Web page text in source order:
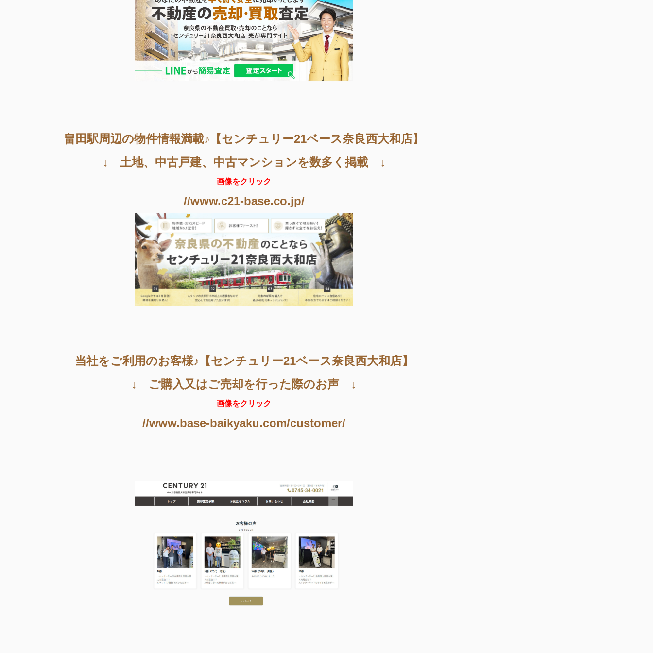
畠田駅周辺の物件情報満載♪【センチュリー21ベース奈良西大和店】
↓ 土地、中古戸建、中古マンションを数多く掲載 ↓
画像をクリック
//www.c21-base.co.jp/
当社をご利用のお客様♪【センチュリー21ベース奈良西大和店】
↓ ご購入又はご売却を行った際のお声 ↓
画像をクリック
//www.base-baikyaku.com/customer/